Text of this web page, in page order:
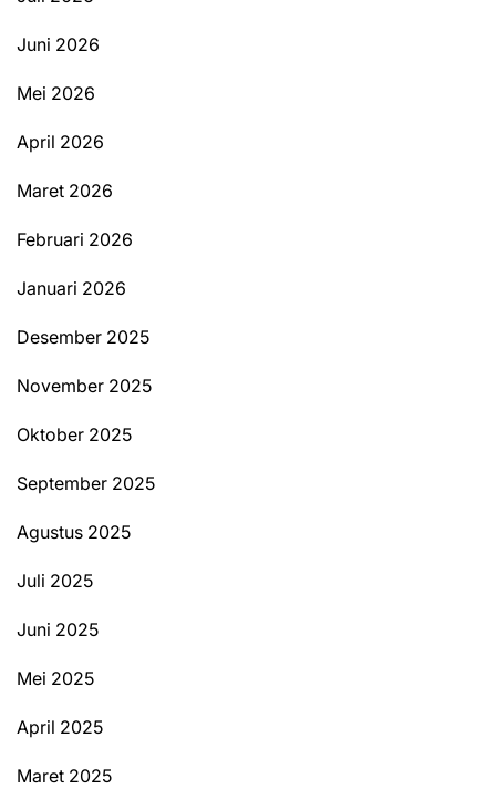
Juni 2026
Mei 2026
April 2026
Maret 2026
Februari 2026
Januari 2026
Desember 2025
November 2025
Oktober 2025
September 2025
Agustus 2025
Juli 2025
Juni 2025
Mei 2025
April 2025
Maret 2025